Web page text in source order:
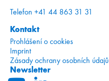
Telefon +41 44 863 31 31
Kontakt
Prohlášení o cookies
Imprint
Zásady ochrany osobních údajů
Newsletter